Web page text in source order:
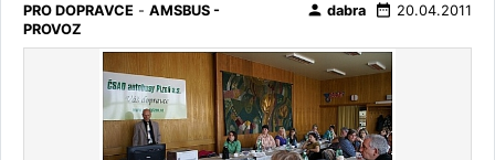
PRO DOPRAVCE - AMSBUS -
PROVOZ
person dabra date_range 20.04.2011